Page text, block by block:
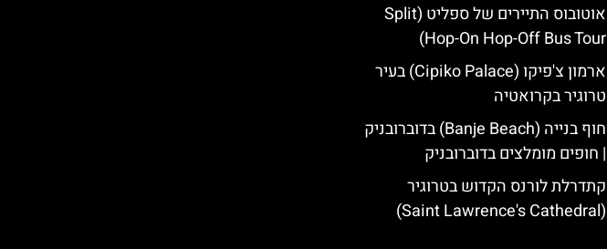
אוטובוס התיירים של ספליט (Split
Hop-On Hop-Off Bus Tour)
ארמון צ'פיקו (Cipiko Palace) בעיר
טרוגיר בקרואטיה
חוף בנייה (Banje Beach) בדוברובניק
| חופים מומלצים בדוברובניק
קתדרלת לורנס הקדוש בטרוגיר
(Saint Lawrence's Cathedral)